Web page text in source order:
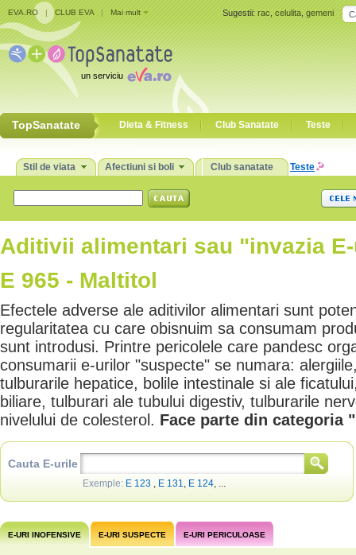
Sugestii: rac,celulita,gemeni
EVA.RO | CLUB EVA | Mai mult
un serviciu
TopSanatate Dieta & Fitness Club Sanatate Teste
Stil de viata Afectiuni si boli Club sanatate Teste
Aditivii alimentari sau "invazia
E 965 - Maltitol
Efectele adverse ale aditivilor alimentari sunt
regularitatea cu care obisnuim sa consumam
sunt introdusi. Printre pericolele care pandesc
consumarii e-urilor "suspecte" se numara:
tulburarile hepatice, bolile intestinale si ale
biliare, tulburari ale tubului digestiv, tulburarile
nivelului de colesterol. Face parte din categoria
Cauta E-urile
Exemple: E 123 , E 131, E 124, ...
E-URI INOFENSIVE E-URI SUSPECTE E-URI PERICULOASE